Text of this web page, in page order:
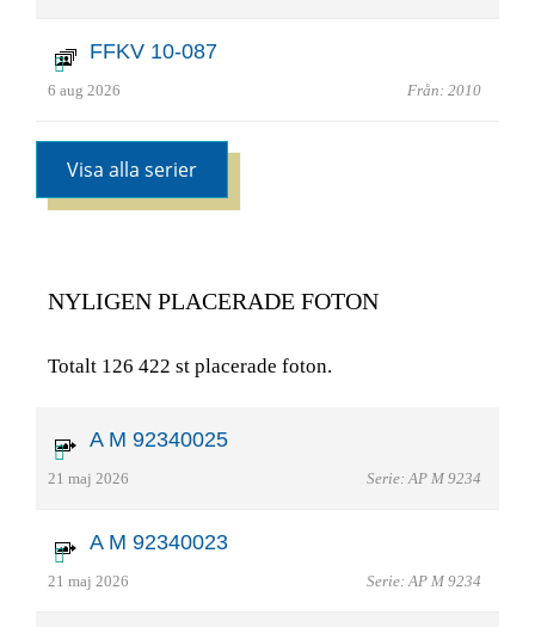
FFKV 10-087
6 aug 2026 Från: 2010
Visa alla serier
NYLIGEN PLACERADE FOTON
Totalt 126 422 st placerade foton.
A M 92340025
21 maj 2026 Serie: AP M 9234
A M 92340023
21 maj 2026 Serie: AP M 9234